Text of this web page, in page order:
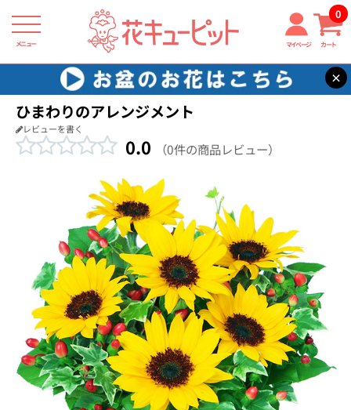
メニュー マイページ カート
0
×
花キューピット 退職祝い 【退職祝い】ひまわりのアレンジメント
ひまわりのアレンジメント
レビューを書く
0.0 （0件の商品レビュー）